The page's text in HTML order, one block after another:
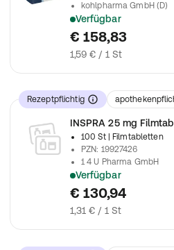
kohlpharma GmbH (D)
Verfügbar
verschreibungspflichtiges
€ 158,83
1,59 € / 1 St
Rezeptpflichtig
INSPRA 25 mg
100 St
| Filmtabletten
PZN: 19927426
1 4 U Pharma GmbH
Verfügbar
verschreibungspflichtiges
€ 130,94
1,31 € / 1 St